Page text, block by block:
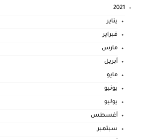
2021
يناير
فبراير
مارس
أبريل
مايو
يونيو
يوليو
أغسطس
سبتمبر